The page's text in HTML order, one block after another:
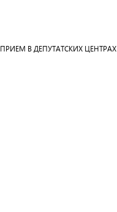
ПРИЕМ В ДЕПУТАТСКИХ ЦЕНТРАХ